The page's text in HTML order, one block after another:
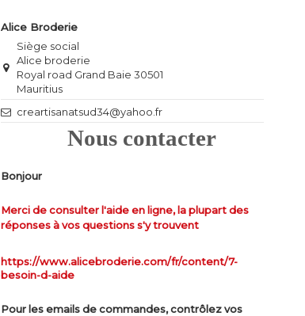
Alice Broderie
Siège social
Alice broderie
Royal road Grand Baie 30501
Mauritius
creartisanatsud34@yahoo.fr
Nous contacter
Bonjour
Merci de consulter l'aide en ligne, la plupart des
réponses à vos questions s'y trouvent
https://www.alicebroderie.com/fr/content/7-
besoin-d-aide
Pour les emails de commandes, contrôlez vos